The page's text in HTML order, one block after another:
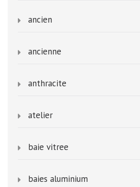
ancien
ancienne
anthracite
atelier
baie vitree
baies aluminium